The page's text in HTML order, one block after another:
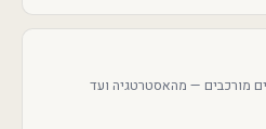
מורכבים — מהאסטרטגיה ועד